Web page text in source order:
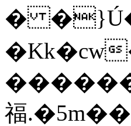
�
福